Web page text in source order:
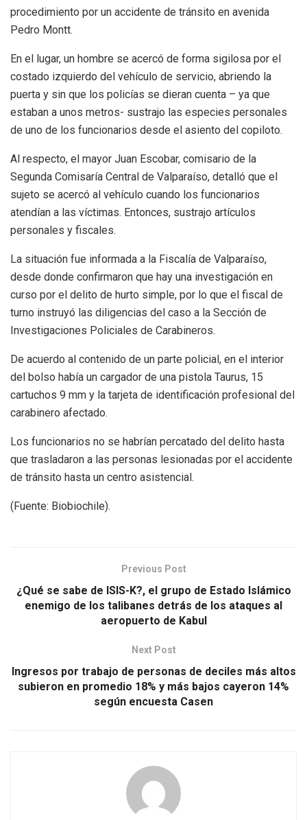
procedimiento por un accidente de tránsito en avenida
Pedro Montt.
En el lugar, un hombre se acercó de forma sigilosa por el
costado izquierdo del vehículo de servicio, abriendo la
puerta y sin que los policías se dieran cuenta – ya que
estaban a unos metros- sustrajo las especies personales
de uno de los funcionarios desde el asiento del copiloto.
Al respecto, el mayor Juan Escobar, comisario de la
Segunda Comisaría Central de Valparaíso, detalló que el
sujeto se acercó al vehículo cuando los funcionarios
atendían a las víctimas. Entonces, sustrajo artículos
personales y fiscales.
La situación fue informada a la Fiscalía de Valparaíso,
desde donde confirmaron que hay una investigación en
curso por el delito de hurto simple, por lo que el fiscal de
turno instruyó las diligencias del caso a la Sección de
Investigaciones Policiales de Carabineros.
De acuerdo al contenido de un parte policial, en el interior
del bolso había un cargador de una pistola Taurus, 15
cartuchos 9 mm y la tarjeta de identificación profesional del
carabinero afectado.
Los funcionarios no se habrían percatado del delito hasta
que trasladaron a las personas lesionadas por el accidente
de tránsito hasta un centro asistencial.
(Fuente: Biobiochile).
Previous Post
¿Qué se sabe de ISIS-K?, el grupo de Estado Islámico
enemigo de los talibanes detrás de los ataques al
aeropuerto de Kabul
Next Post
Ingresos por trabajo de personas de deciles más altos
subieron en promedio 18% y más bajos cayeron 14%
según encuesta Casen